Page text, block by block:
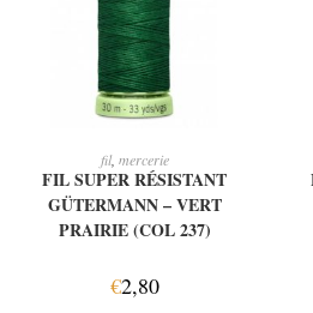
fil, mercerie
FIL SUPER RÉSISTANT
GÜTERMANN – VERT
PRAIRIE (COL 237)
€2,80